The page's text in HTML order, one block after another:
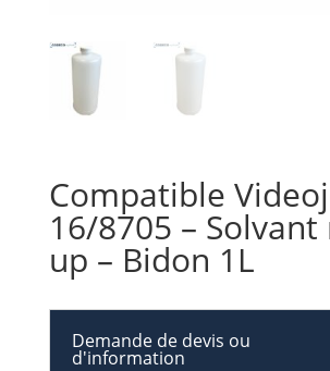
Compatible
16/8705 –
up – Bidon 1L
Demande de devis ou
d'information